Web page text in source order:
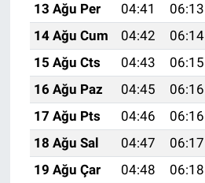
13 Ağu Per
04:41 06:13
14 Ağu Cum
04:42 06:14
15 Ağu Cts
04:43 06:15
16 Ağu Paz
04:45 06:16
17 Ağu Pts
04:46 06:16
18 Ağu Sal
04:47 06:17
19 Ağu Çar
04:48 06:18